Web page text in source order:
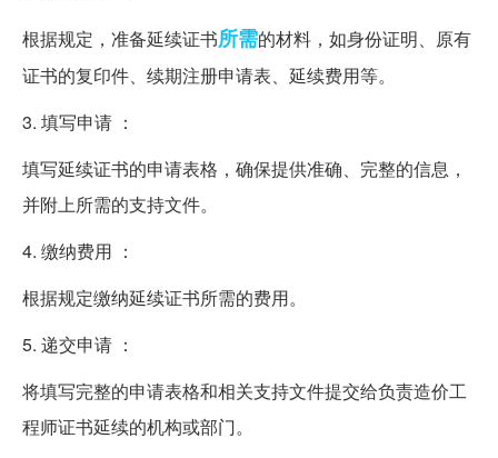
根据规定，准备延续证书所需的材料，如身份证明、原有
证书的复印件、续期注册申请表、延续费用等。
3. 填写申请 ：
填写延续证书的申请表格，确保提供准确、完整的信息，
并附上所需的支持文件。
4. 缴纳费用 ：
根据规定缴纳延续证书所需的费用。
5. 递交申请 ：
将填写完整的申请表格和相关支持文件提交给负责造价工
程师证书延续的机构或部门。